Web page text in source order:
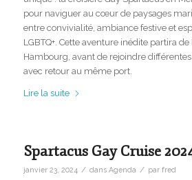
pour naviguer au cœur de paysages
entre convivialité, ambiance festive et
LGBTQ+. Cette aventure inédite partira de
Hambourg, avant de rejoindre
avec retour au même port.
Lire la suite
Spartacus Gay Cruise
janvier 23, 2024 / dans Agenda / par fred